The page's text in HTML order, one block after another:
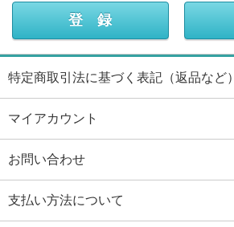
特定商取引法に基づく表記（返品など）
マイアカウント
お問い合わせ
支払い方法について